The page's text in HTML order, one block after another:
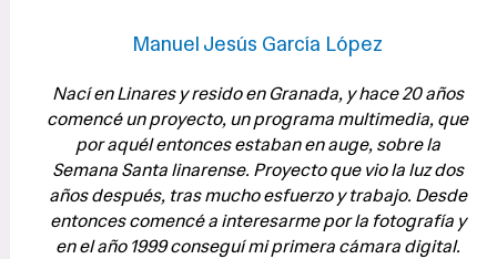
Manuel Jesús García López
Nací en Linares y resido en Granada, y hace 20 años
comencé un proyecto, un programa multimedia, que
por aquél entonces estaban en auge, sobre la
Semana Santa linarense. Proyecto que vio la luz dos
años después, tras mucho esfuerzo y trabajo. Desde
entonces comencé a interesarme por la fotografía y
en el año 1999 conseguí mi primera cámara digital.